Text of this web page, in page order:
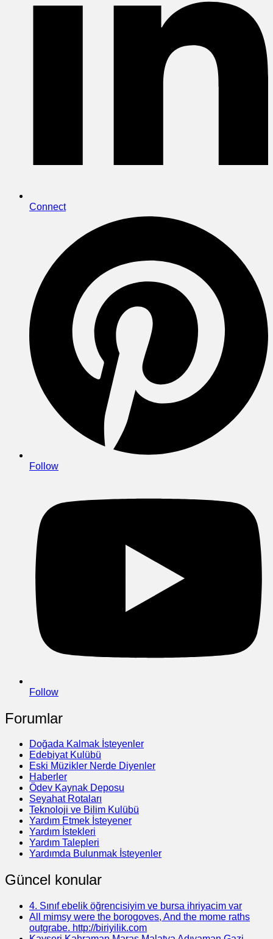
Connect
Follow
Follow
Forumlar
Doğada Kalmak İsteyenler
Edebiyat Kulübü
Eski Müzikler Nerde Diyenler
Haberler
Ödev Kaynak Deposu
Seyahat Rotaları
Teknoloji ve Bilim Kulübü
Yardım Etmek İsteyener
Yardım İstekleri
Yardım Talepleri
Yardımda Bulunmak İsteyenler
Güncel konular
4. Sınıf ebelik öğrencisiyim ve bursa ihriyacim var
All mimsy were the borogoves, And the mome raths
outgrabe. http://biriyilik.com